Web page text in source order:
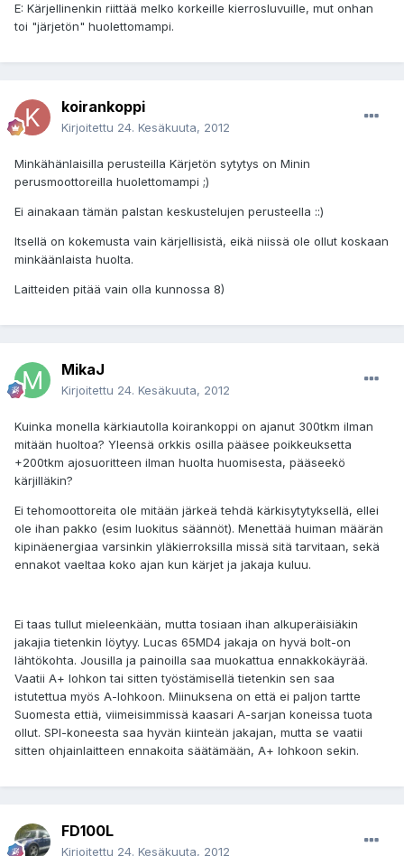
E: Kärjellinenkin riittää melko korkeille kierrosluvuille, mut onhan
toi "järjetön" huolettomampi.
koirankoppi
Kirjoitettu 24. Kesäkuuta, 2012
Minkähänlaisilla perusteilla Kärjetön sytytys on Minin
perusmoottoreilla huolettomampi ;)
Ei ainakaan tämän palstan keskustelujen perusteella ::)
Itsellä on kokemusta vain kärjellisistä, eikä niissä ole ollut koskaan
minkäänlaista huolta.
Laitteiden pitää vain olla kunnossa 8)
MikaJ
Kirjoitettu 24. Kesäkuuta, 2012
Kuinka monella kärkiautolla koirankoppi on ajanut 300tkm ilman
mitään huoltoa? Yleensä orkkis osilla pääsee poikkeuksetta
+200tkm ajosuoritteen ilman huolta huomisesta, pääseekö
kärjilläkin?
Ei tehomoottoreita ole mitään järkeä tehdä kärkisytytyksellä, ellei
ole ihan pakko (esim luokitus säännöt). Menettää huiman määrän
kipinäenergiaa varsinkin yläkierroksilla missä sitä tarvitaan, sekä
ennakot vaeltaa koko ajan kun kärjet ja jakaja kuluu.
Ei taas tullut mieleenkään, mutta tosiaan ihan alkuperäisiäkin
jakajia tietenkin löytyy. Lucas 65MD4 jakaja on hyvä bolt-on
lähtökohta. Jousilla ja painoilla saa muokattua ennakkokäyrää.
Vaatii A+ lohkon tai sitten työstämisellä tietenkin sen saa
istutettua myös A-lohkoon. Miinuksena on että ei paljon tartte
Suomesta ettiä, viimeisimmissä kaasari A-sarjan koneissa tuota
ollut. SPI-koneesta saa hyvän kiinteän jakajan, mutta se vaatii
sitten ohjainlaitteen ennakoita säätämään, A+ lohkoon sekin.
FD100L
Kirjoitettu 24. Kesäkuuta, 2012